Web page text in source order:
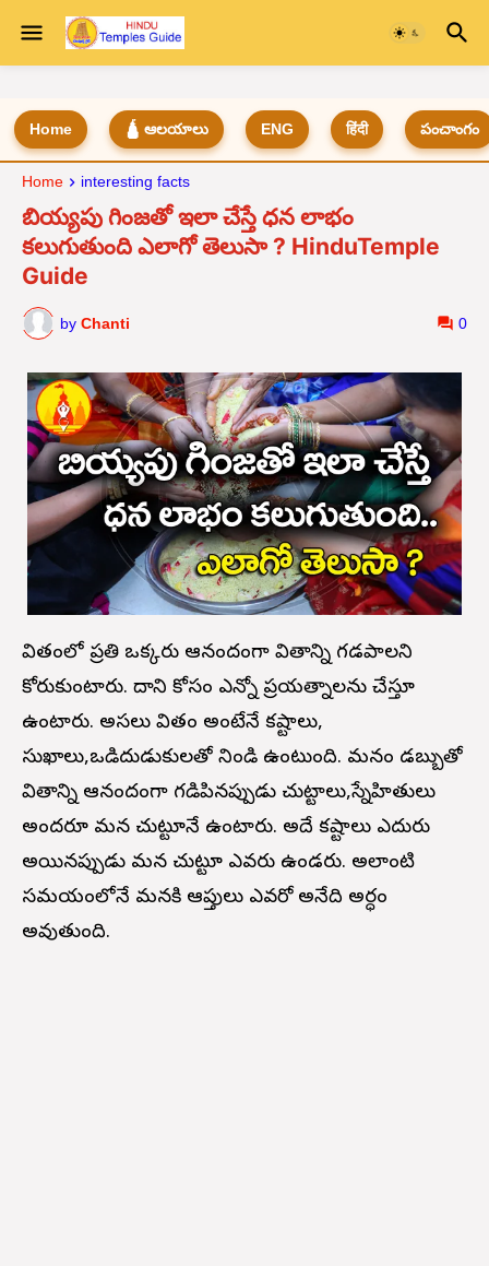
Home 🛕 ఆలయాలు ENG हिंदी పంచాంగం
Home interesting facts
బియ్యపు గింజతో ఇలా చేస్తే ధన లాభం
కలుగుతుంది ఎలాగో తెలుసా ? HinduTemple
Guide
by Chanti 0
జీవితంలో ప్రతి ఒక్కరు ఆనందంగా జీవితాన్ని గడపాలని
కోరుకుంటారు. దాని కోసం ఎన్నో ప్రయత్నాలను చేస్తూ
ఉంటారు. అసలు జీవితం అంటేనే కష్టాలు,
సుఖాలు,ఒడిదుడుకులతో నిండి ఉంటుంది. మనం డబ్బుతో
జీవితాన్ని ఆనందంగా గడిపినప్పుడు చుట్టాలు,స్నేహితులు
అందరూ మన చుట్టూనే ఉంటారు. అదే కష్టాలు ఎదురు
అయినప్పుడు మన చుట్టూ ఎవరు ఉండరు. అలాంటి
సమయంలోనే మనకి ఆప్తులు ఎవరో అనేది అర్ధం
అవుతుంది.